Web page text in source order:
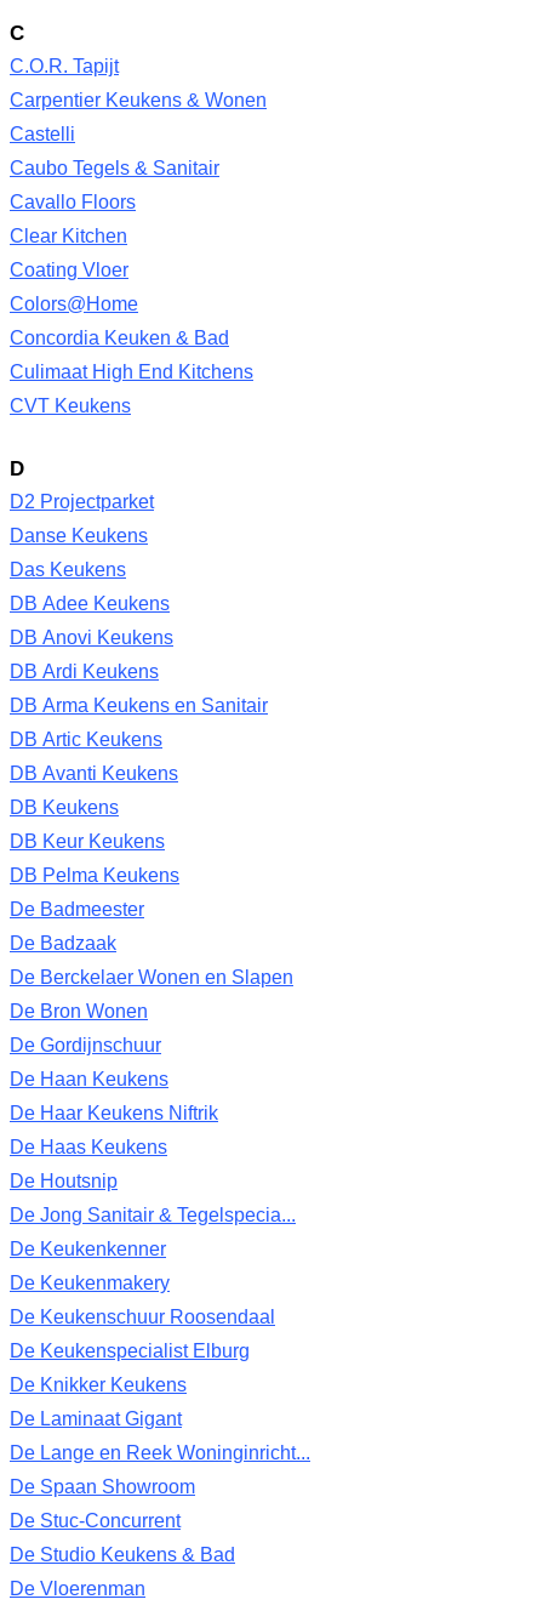
C
C.O.R. Tapijt
Carpentier Keukens & Wonen
Castelli
Caubo Tegels & Sanitair
Cavallo Floors
Clear Kitchen
Coating Vloer
Colors@Home
Concordia Keuken & Bad
Culimaat High End Kitchens
CVT Keukens
D
D2 Projectparket
Danse Keukens
Das Keukens
DB Adee Keukens
DB Anovi Keukens
DB Ardi Keukens
DB Arma Keukens en Sanitair
DB Artic Keukens
DB Avanti Keukens
DB Keukens
DB Keur Keukens
DB Pelma Keukens
De Badmeester
De Badzaak
De Berckelaer Wonen en Slapen
De Bron Wonen
De Gordijnschuur
De Haan Keukens
De Haar Keukens Niftrik
De Haas Keukens
De Houtsnip
De Jong Sanitair & Tegelspecia...
De Keukenkenner
De Keukenmakery
De Keukenschuur Roosendaal
De Keukenspecialist Elburg
De Knikker Keukens
De Laminaat Gigant
De Lange en Reek Woninginricht...
De Spaan Showroom
De Stuc-Concurrent
De Studio Keukens & Bad
De Vloerenman